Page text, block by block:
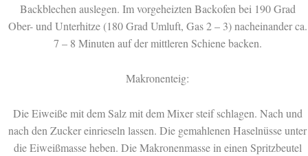
Backblechen auslegen. Im vorgeheizten Backofen bei 190 Grad
Ober- und Unterhitze (180 Grad Umluft, Gas 2 – 3) nacheinander ca.
7 – 8 Minuten auf der mittleren Schiene backen.
Makronenteig:
Die Eiweiße mit dem Salz mit dem Mixer steif schlagen. Nach und
nach den Zucker einrieseln lassen. Die gemahlenen Haselnüsse unter
die Eiweißmasse heben. Die Makronenmasse in einen Spritzbeutel